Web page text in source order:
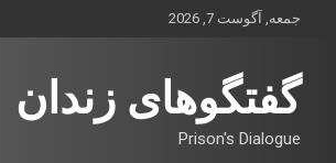
جمعه, آگوست 7, 2026
گفتگوهای زندان
Prison's Dialogue